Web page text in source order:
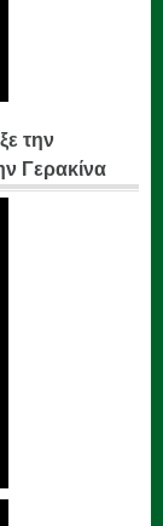
την
Γερακίνα